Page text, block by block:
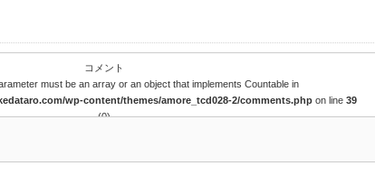
コメント
must be an array or an object that implements Countable in
wp-content/themes/amore_tcd028-2/comments.php on line 39
(0)